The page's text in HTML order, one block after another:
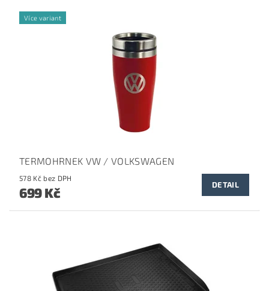
Více variant
TERMOHRNEK VW / VOLKSWAGEN
578 Kč bez DPH
699 Kč DETAIL